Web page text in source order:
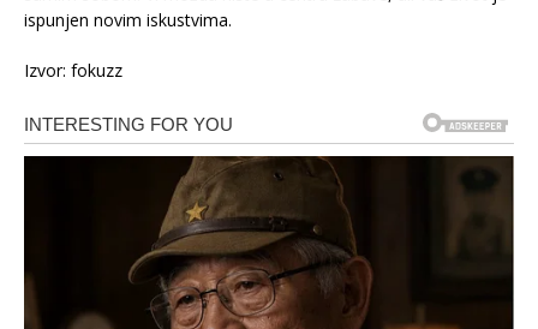
ispunjen novim iskustvima.
Izvor: fokuzz